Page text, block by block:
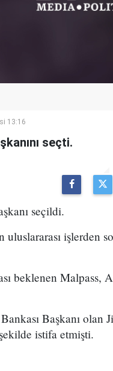
13:16
seçti.
seçildi.
uluslararası işlerden
beklenen Malpass,
Başkanı
istifa etmişti.